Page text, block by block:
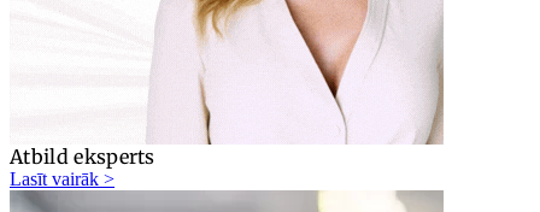
Atbild eksperts
Lasīt vairāk >